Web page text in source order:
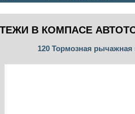
В КОМПАСЕ
120 Тормозная